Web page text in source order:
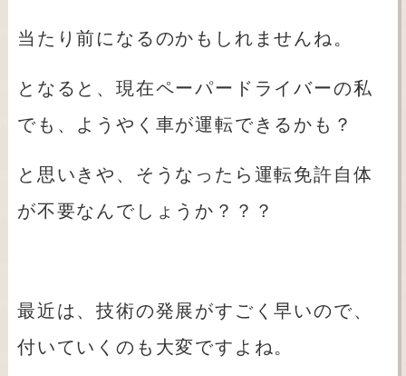
当たり前になるのかもしれませんね。
となると、現在ペーパードライバーの私
でも、ようやく車が運転できるかも？
と思いきや、そうなったら運転免許自体
が不要なんでしょうか？？？
最近は、技術の発展がすごく早いので、
付いていくのも大変ですよね。